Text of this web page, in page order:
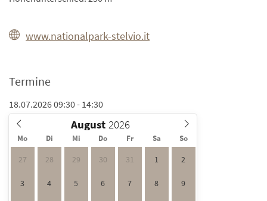
www.nationalpark-stelvio.it
Termine
18.07.2026 09:30 - 14:30
August
Mo Di Mi Do Fr Sa So
27 28 29 30 31 1 2
3 4 5 6 7 8 9